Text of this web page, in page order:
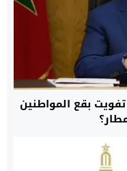
بقع المواطنين